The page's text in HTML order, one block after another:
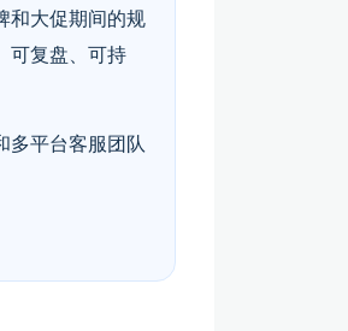
和大促期间的规
可复盘、可持
多平台客服团队